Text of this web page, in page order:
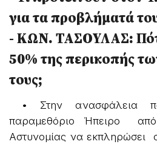
για τα προβλήματά
- ΚΩΝ. ΤΑΣΟΥΛΑΣ:
50% της περικοπής
τους;
• Στην ανασφάλεια
παραμεθόριο Ήπειρο
Αστυνομίας να εκπληρώσει